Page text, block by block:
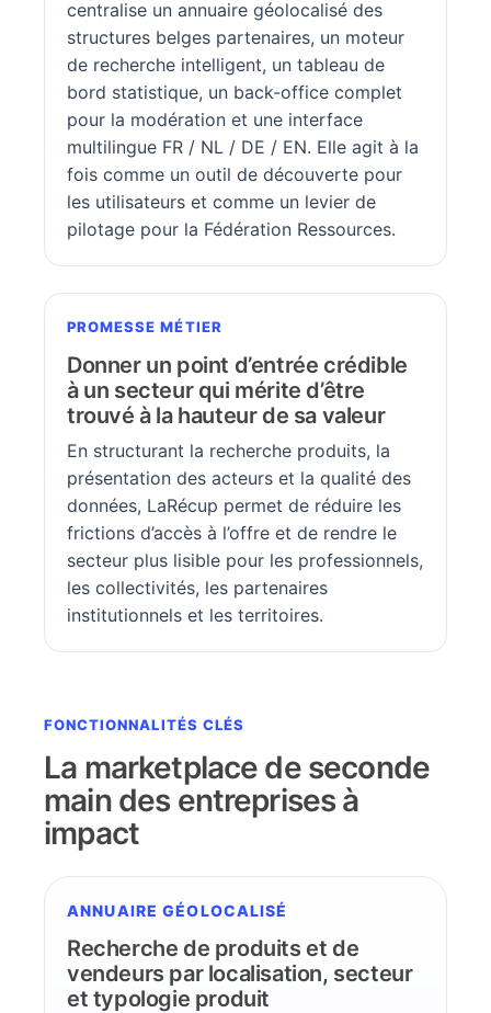
centralise un annuaire géolocalisé des
structures belges partenaires, un moteur
de recherche intelligent, un tableau de
bord statistique, un back-office complet
pour la modération et une interface
multilingue FR / NL / DE / EN. Elle agit à la
fois comme un outil de découverte pour
les utilisateurs et comme un levier de
pilotage pour la Fédération Ressources.
PROMESSE MÉTIER
Donner un point d’entrée crédible
à un secteur qui mérite d’être
trouvé à la hauteur de sa valeur
En structurant la recherche produits, la
présentation des acteurs et la qualité des
données, LaRécup permet de réduire les
frictions d’accès à l’offre et de rendre le
secteur plus lisible pour les professionnels,
les collectivités, les partenaires
institutionnels et les territoires.
FONCTIONNALITÉS CLÉS
La marketplace de seconde
main des entreprises à
impact
ANNUAIRE GÉOLOCALISÉ
Recherche de produits et de
vendeurs par localisation, secteur
et typologie produit